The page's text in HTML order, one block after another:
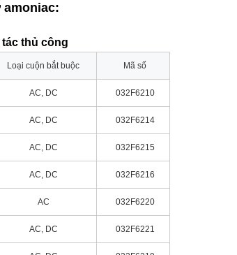
amoniac:
thủ công
Loại cuộn bắt buộc Mã số
AC, DC 032F6210
AC, DC 032F6214
AC, DC 032F6215
AC, DC 032F6216
AC 032F6220
AC, DC 032F6221